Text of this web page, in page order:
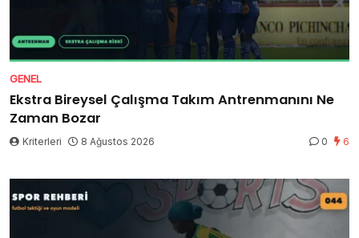
GENEL
Ekstra Bireysel Çalışma Takım Antrenmanını Ne
Zaman Bozar
Kriterleri 8 Ağustos 2026 0 6